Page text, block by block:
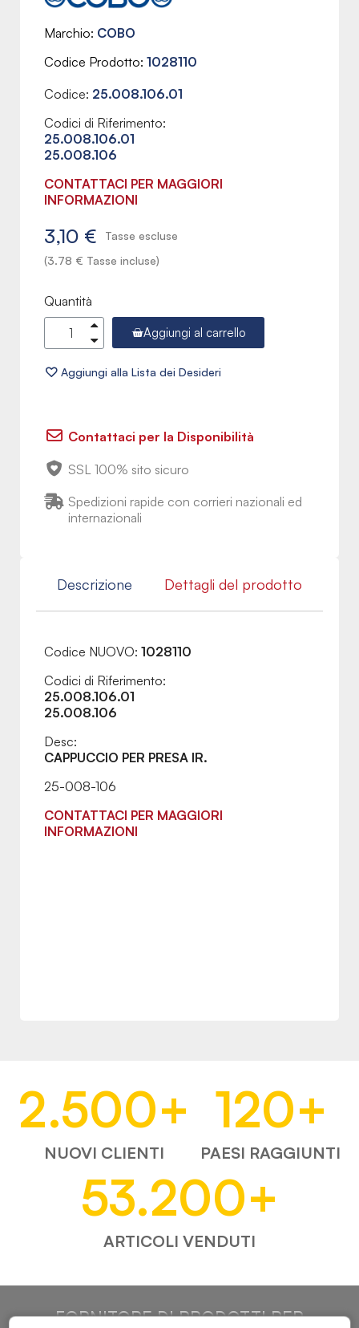
Marchio COBO
Codice Prodotto 1028110
Codice: 25.008.106.01
Codici di Riferimento:
25.008.106.01
25.008.106
CONTATTACI PER MAGGIORI
INFORMAZIONI
3,10 €
Tasse escluse
(3.78 € Tasse incluse)
Quantità
Aggiungi al carrello
Contattaci per la Disponibilità
SSL 100% sito sicuro
Spedizioni rapide con corrieri nazionali ed
internazionali
Descrizione Dettagli del prodotto
Codice NUOVO: 1028110
Codici di Riferimento:
25.008.106.01
25.008.106
Desc:
CAPPUCCIO PER PRESA IR.
25-008-106
CONTATTACI PER MAGGIORI
INFORMAZIONI
2.500+
NUOVI CLIENTI
120+
PAESI RAGGIUNTI
53.200+
ARTICOLI VENDUTI
FORNITORE DI PRODOTTI PER